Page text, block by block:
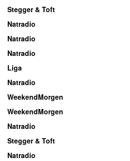
Stegger & Toft
Natradio
Natradio
Natradio
Liga
Natradio
WeekendMorgen
WeekendMorgen
Natradio
Stegger & Toft
Natradio